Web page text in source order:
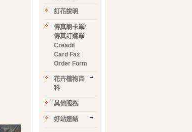
訂花說明
傳真刷卡單/
傳真訂購單
Creadit
Card Fax
Order Form
花卉植物百
科
其他服務
好站連結